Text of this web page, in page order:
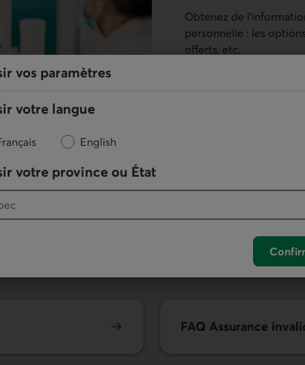
vos paramètres
votre langue
English
votre province ou État
Obtenez de
personnelle : les
offerts, etc.
En savoir plus sur
FAQ Assurance